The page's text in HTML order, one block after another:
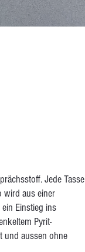
Jede Tasse
wird aus einer
Einstieg ins
Pyrit-
und aussen ohne